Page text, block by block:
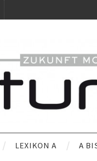
LEXIKON A A